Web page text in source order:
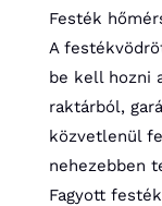
Festék
A
be kell hozni
raktárból,
közvetlenül
nehezebben
Fagyott